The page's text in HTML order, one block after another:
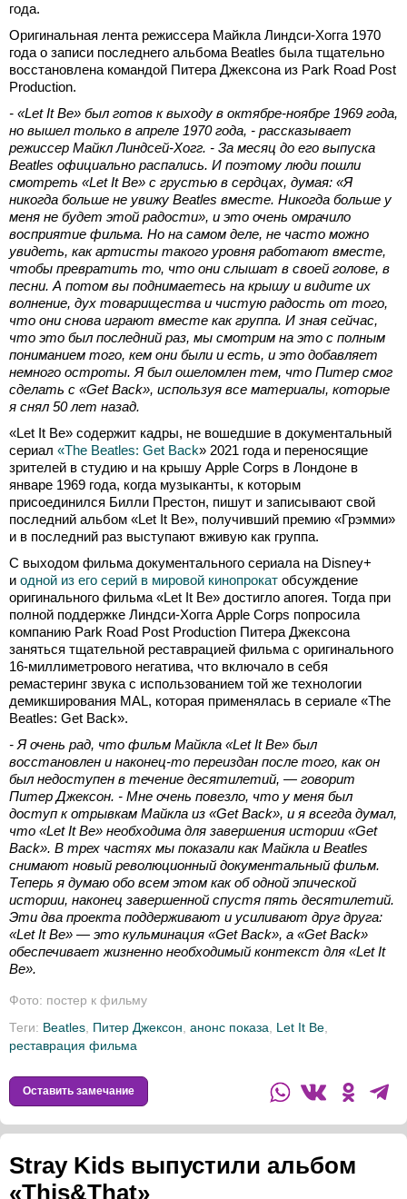
года.
Оригинальная лента режиссера Майкла Линдси-Хогга 1970
года о записи последнего альбома Beatles была тщательно
восстановлена командой Питера Джексона из Park Road Post
Production.
- «Let It Be» был готов к выходу в октябре-ноябре 1969 года,
но вышел только в апреле 1970 года, - рассказывает
режиссер Майкл Линдсей-Хогг. - За месяц до его выпуска
Beatles официально распались. И поэтому люди пошли
смотреть «Let It Be» с грустью в сердцах, думая: «Я
никогда больше не увижу Beatles вместе. Никогда больше у
меня не будет этой радости», и это очень омрачило
восприятие фильма. Но на самом деле, не часто можно
увидеть, как артисты такого уровня работают вместе,
чтобы превратить то, что они слышат в своей голове, в
песни. А потом вы поднимаетесь на крышу и видите их
волнение, дух товарищества и чистую радость от того,
что они снова играют вместе как группа. И зная сейчас,
что это был последний раз, мы смотрим на это с полным
пониманием того, кем они были и есть, и это добавляет
немного остроты. Я был ошеломлен тем, что Питер смог
сделать с «Get Back», используя все материалы, которые
я снял 50 лет назад.
«Let It Be» содержит кадры, не вошедшие в документальный
сериал «The Beatles: Get Back» 2021 года и переносящие
зрителей в студию и на крышу Apple Corps в Лондоне в
январе 1969 года, когда музыканты, к которым
присоединился Билли Престон, пишут и записывают свой
последний альбом «Let It Be», получивший премию «Грэмми»
и в последний раз выступают вживую как группа.
С выходом фильма документального сериала на Disney+
и одной из его серий в мировой кинопрокат обсуждение
оригинального фильма «Let It Be» достигло апогея. Тогда при
полной поддержке Линдси-Хогга Apple Corps попросила
компанию Park Road Post Production Питера Джексона
заняться тщательной реставрацией фильма с оригинального
16-миллиметрового негатива, что включало в себя
ремастеринг звука с использованием той же технологии
демикширования MAL, которая применялась в сериале «The
Beatles: Get Back».
- Я очень рад, что фильм Майкла «Let It Be» был
восстановлен и наконец-то переиздан после того, как он
был недоступен в течение десятилетий, — говорит
Питер Джексон. - Мне очень повезло, что у меня был
доступ к отрывкам Майкла из «Get Back», и я всегда думал,
что «Let It Be» необходима для завершения истории «Get
Back». В трех частях мы показали как Майкла и Beatles
снимают новый революционный документальный фильм.
Теперь я думаю обо всем этом как об одной эпической
истории, наконец завершенной спустя пять десятилетий.
Эти два проекта поддерживают и усиливают друг друга:
«Let It Be» — это кульминация «Get Back», а «Get Back»
обеспечивает жизненно необходимый контекст для «Let It
Be».
Фото: постер к фильму
Теги: Beatles Питер Джексон анонс показа Let It Be
реставрация фильма
Оставить замечание
Stray Kids выпустили альбом
«This&That»